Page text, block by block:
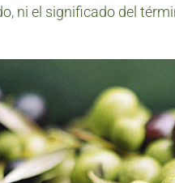
ni el significado del